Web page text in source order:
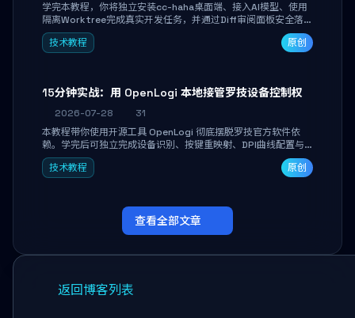
学完本教程，你将独立安装cc-haha桌面端、接入AI模型、使用
隔离Worktree完成真实开发任务，并通过Diff审阅面板安全落地
AI代码改写。告别终端黑盒操作，让AI在沙箱环境中工作，你只
做审阅和决策。
技术教程 原创
15分钟实战：用 OpenLogi 本地接管罗技设备控制权
2026-07-28
31
本教程带你使用开源工具 OpenLogi 彻底摆脱罗技官方软件依
赖。学完后可独立完成设备识别、按键重映射、DPI曲线配置与
SmartShift调节，实现完全离线控制，保护隐私并释放硬件性
能。
技术教程 原创
查看全部文章
返回博客列表